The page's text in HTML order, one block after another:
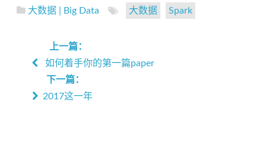
大数据 | Big Data 大数据 Spark
上一篇：
如何着手你的第一篇paper
下一篇：
2017这一年